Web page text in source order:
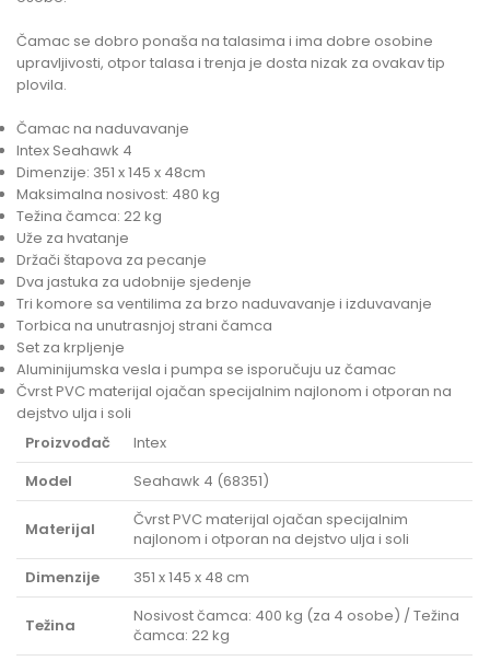
Čamac se dobro ponaša na talasima i ima dobre osobine
upravljivosti, otpor talasa i trenja je dosta nizak za ovakav tip
plovila.
Čamac na naduvavanje
Intex Seahawk 4
Dimenzije: 351 x 145 x 48cm
Maksimalna nosivost: 480 kg
Težina čamca: 22 kg
Uže za hvatanje
Držači štapova za pecanje
Dva jastuka za udobnije sjedenje
Tri komore sa ventilima za brzo naduvavanje i izduvavanje
Torbica na unutrasnjoj strani čamca
Set za krpljenje
Aluminijumska vesla i pumpa se isporučuju uz čamac
Čvrst PVC materijal ojačan specijalnim najlonom i otporan na
dejstvo ulja i soli
Proizvođač
Intex
Model
Seahawk 4 (68351)
Materijal
Čvrst PVC materijal ojačan specijalnim
najlonom i otporan na dejstvo ulja i soli
Dimenzije
351 x 145 x 48 cm
Težina
Nosivost čamca: 400 kg (za 4 osobe) / Težina
čamca: 22 kg